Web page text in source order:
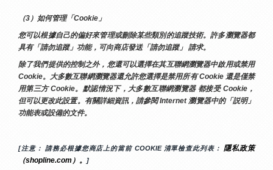
（3）如何管理「Cookie」
您可以根據自己的偏好來管理或刪除某些類別的追蹤技術。許多瀏覽器都
具有「請勿追蹤」功能，可向商店發送「請勿追蹤」 請求。
除了我們提供的控制之外，您還可以選擇在其互聯網瀏覽器中啟用或禁用
Cookie。大多數互聯網瀏覽器還允許您選擇是禁用所有 Cookie 還是僅禁
用第三方 Cookie。默認情況下，大多數互聯網瀏覽器 都接受 Cookie，
但可以更改此設置。有關詳細資訊，請參閱 Internet 瀏覽器中的「説明」
功能表或設備的文件。
[注意： 請務必根據您商店上的當前 COOKIE 清單檢查此列表： 隱私政策
（shopline.com）。
]